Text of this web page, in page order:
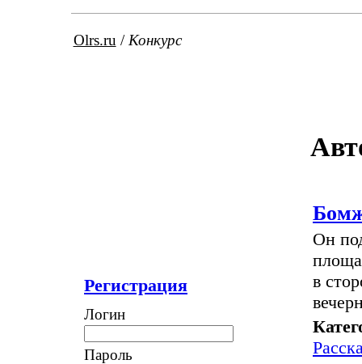
Olrs.ru / Конкурс
Регистрация
Логин
Пароль
Он
в